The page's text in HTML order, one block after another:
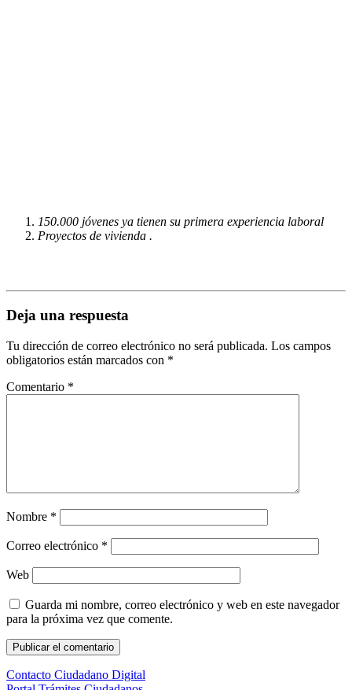
150.000 jóvenes ya tienen su primera experiencia laboral
Proyectos de vivienda .
Deja una respuesta
Tu dirección de correo electrónico no será publicada. Los campos
obligatorios están marcados con *
Comentario *
Nombre *
Correo electrónico *
Web
Guarda mi nombre, correo electrónico y web en este navegador
para la próxima vez que comente.
Contacto Ciudadano Digital